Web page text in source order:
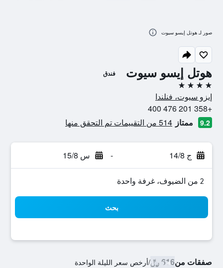
هوتل إيسو سيوت فندق
4 نجوم
إيزو سيوت، فنلندا
+358 201 476 400
9.2 ممتاز 514 من التقييمات تم التحقق منها
ج 14/8 - س 15/8
2 من الضيوف، غرفة واحدة
بحث
صفقات من616 ﷼ /أرخص سعر الليلة الواحدة
صور لـ هوتل إيسو سيوت